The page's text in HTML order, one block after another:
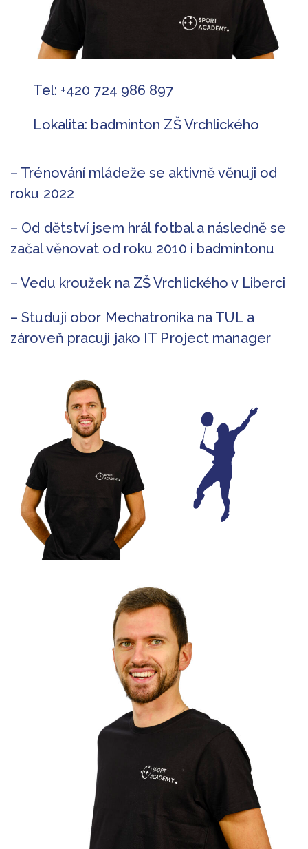
Tel: +420 724 986 897
Lokalita: badminton ZŠ Vrchlického
– Trénování mládeže se aktivně věnuji od
roku 2022
– Od dětství jsem hrál fotbal a následně se
začal věnovat od roku 2010 i badmintonu
– Vedu kroužek na ZŠ Vrchlického v Liberci
– Studuji obor Mechatronika na TUL a
zároveň pracuji jako IT Project manager